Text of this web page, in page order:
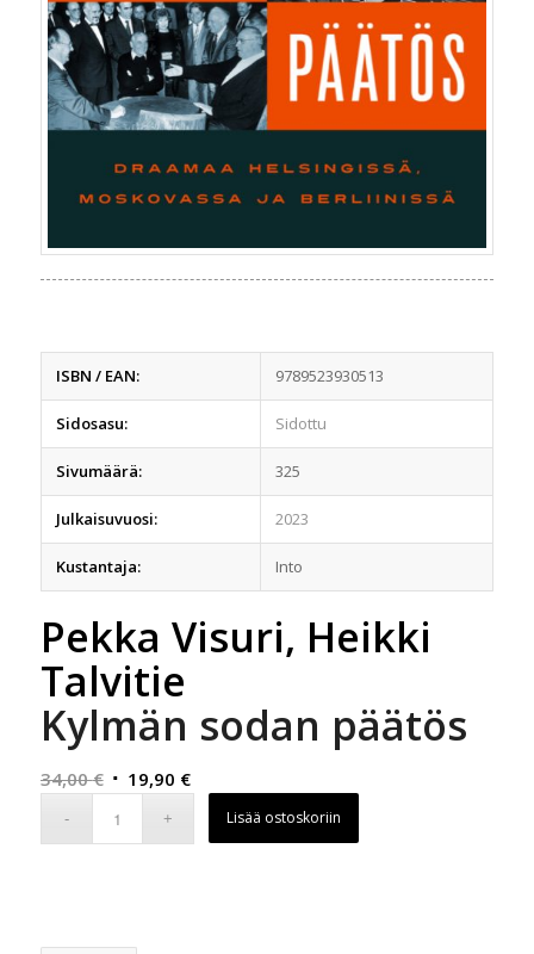
ISBN / EAN: 9789523930513
Sidosasu: Sidottu
Sivumäärä: 325
Julkaisuvuosi: 2023
Kustantaja: Into
Pekka Visuri, Heikki
Talvitie
Kylmän sodan päätös
34,00€ Alkuperäinen
19,90 €Nykyinen
hinta
on:
Lisää ostoskoriin